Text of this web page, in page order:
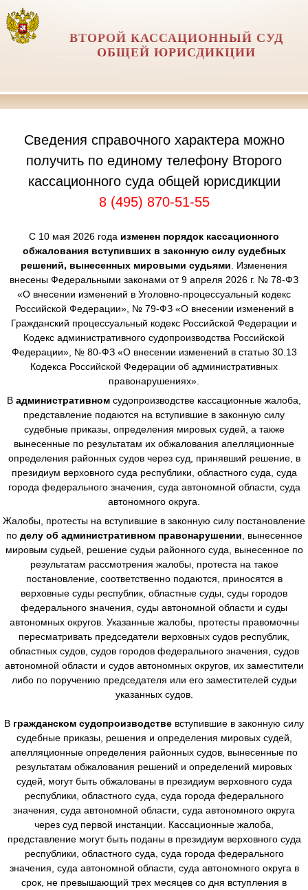
ВТОРОЙ КАССАЦИОННЫЙ СУД
ОБЩЕЙ ЮРИСДИКЦИИ
Сведения справочного характера можно
получить по единому телефону Второго
кассационного суда общей юрисдикции
8 (495) 870-51-55
С 10 мая 2026 года изменен порядок кассационного
обжалования вступивших в законную силу судебных
решений, вынесенных мировыми судьями . Изменения
внесены Федеральными законами от 9 апреля 2026 г. № 78-ФЗ
«О внесении изменений в Уголовно-процессуальный кодекс
Российской Федерации», № 79-ФЗ «О внесении изменений в
Гражданский процессуальный кодекс Российской Федерации и
Кодекс административного судопроизводства Российской
Федерации», № 80-ФЗ «О внесении изменений в статью 30.13
Кодекса Российской Федерации об административных
правонарушениях».
В административном судопроизводстве кассационные жалоба,
представление подаются на вступившие в законную силу
судебные приказы, определения мировых судей, а также
вынесенные по результатам их обжалования апелляционные
определения районных судов через суд, принявший решение, в
президиум верховного суда республики, областного суда, суда
города федерального значения, суда автономной области, суда
автономного округа.
Жалобы, протесты на вступившие в законную силу постановление
по делу об административном правонарушении , вынесенное
мировым судьей, решение судьи районного суда, вынесенное по
результатам рассмотрения жалобы, протеста на такое
постановление, соответственно подаются, приносятся в
верховные суды республик, областные суды, суды городов
федерального значения, суды автономной области и суды
автономных округов. Указанные жалобы, протесты правомочны
пересматривать председатели верховных судов республик,
областных судов, судов городов федерального значения, судов
автономной области и судов автономных округов, их заместители
либо по поручению председателя или его заместителей судьи
указанных судов.
В гражданском судопроизводстве вступившие в законную силу
судебные приказы, решения и определения мировых судей,
апелляционные определения районных судов, вынесенные по
результатам обжалования решений и определений мировых
судей, могут быть обжалованы в президиум верховного суда
республики, областного суда, суда города федерального
значения, суда автономной области, суда автономного округа
через суд первой инстанции. Кассационные жалоба,
представление могут быть поданы в президиум верховного суда
республики, областного суда, суда города федерального
значения, суда автономной области, суда автономного округа в
срок, не превышающий трех месяцев со дня вступления в